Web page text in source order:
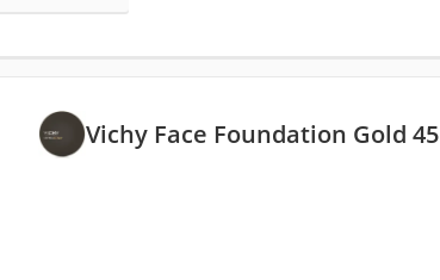
Vichy Face Foundation Gold 45